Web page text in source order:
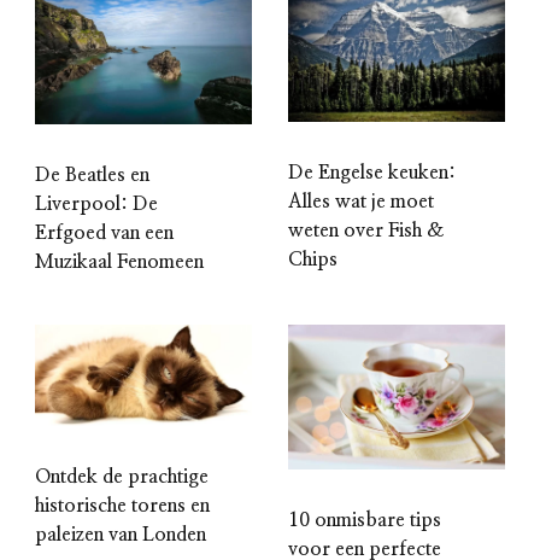
De Beatles en
Liverpool: De
Erfgoed van een
Muzikaal Fenomeen
De Engelse keuken:
Alles wat je moet
weten over Fish &
Chips
Ontdek de prachtige
historische torens en
paleizen van Londen
10 onmisbare tips
voor een perfecte